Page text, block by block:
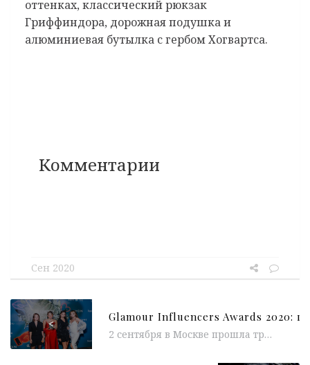
оттенках, классический рюкзак
Гриффиндора, дорожная подушка и
алюминиевая бутылка с гербом Хогвартса.
Комментарии
Сен 2020
<
2 сентября в Москве прошла третья по счету церемония вручения премии Glamour Influencers Awards. В этом году событие состоялось в...